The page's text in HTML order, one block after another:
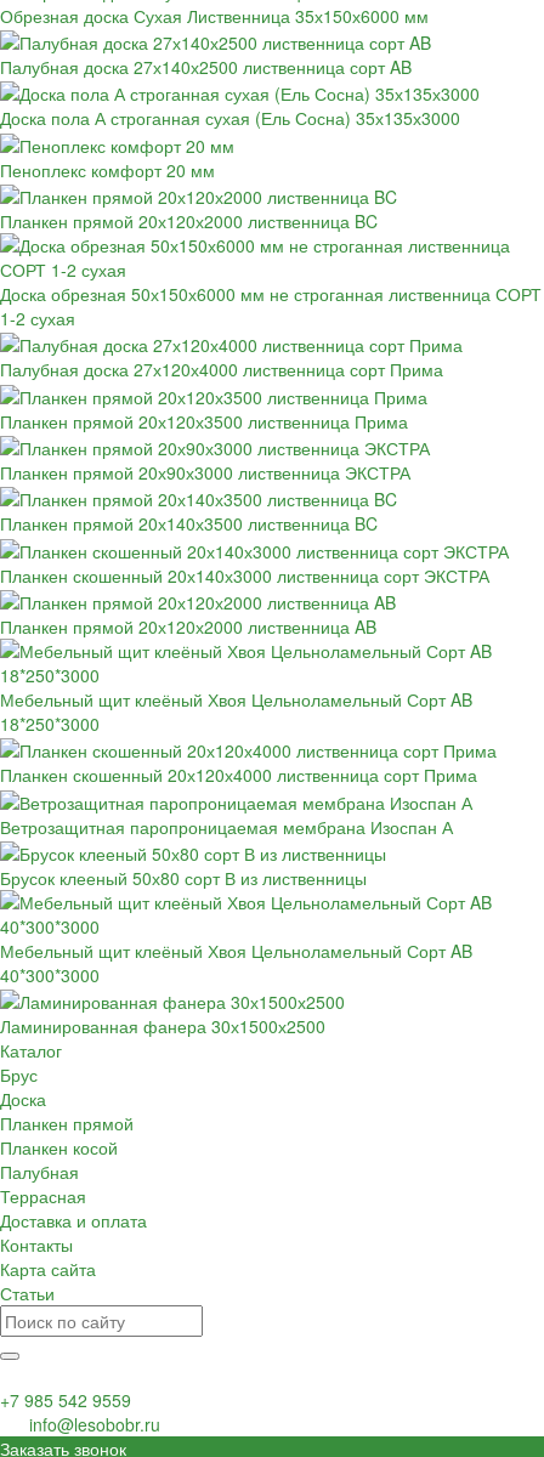
Обрезная доска Сухая Лиственница 35х150х6000 мм
Палубная доска 27х140х2500 лиственница сорт AB
Доска пола А строганная сухая (Ель Сосна) 35х135х3000
Пеноплекс комфорт 20 мм
Планкен прямой 20х120х2000 лиственница BC
Доска обрезная 50х150х6000 мм не строганная лиственница СОРТ
1-2 сухая
Палубная доска 27х120х4000 лиственница сорт Прима
Планкен прямой 20х120х3500 лиственница Прима
Планкен прямой 20х90х3000 лиственница ЭКСТРА
Планкен прямой 20х140х3500 лиственница BC
Планкен скошенный 20х140х3000 лиственница сорт ЭКСТРА
Планкен прямой 20х120х2000 лиственница AB
Мебельный щит клеёный Хвоя Цельноламельный Сорт AB
18*250*3000
Планкен скошенный 20х120х4000 лиственница сорт Прима
Ветрозащитная паропроницаемая мембрана Изоспан А
Брусок клееный 50х80 сорт В из лиственницы
Мебельный щит клеёный Хвоя Цельноламельный Сорт AB
40*300*3000
Ламинированная фанера 30х1500х2500
Каталог
Брус
Доска
Планкен прямой
Планкен косой
Палубная
Террасная
Доставка и оплата
Контакты
Карта сайта
Статьи
+7 985 542 9559
info@lesobobr.ru
Заказать звонок